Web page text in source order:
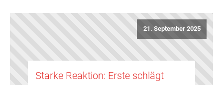
gegen die in Bestbesetzung angetretenen
21. September 2025
Starke Reaktion: Erste schlägt